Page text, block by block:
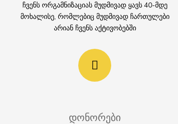
ჩვენს ორგამნიზაციას მუდმივად ყავს 40-მდე
მოხალისე, რომლებიც მუდმივად ჩართულები
არიან ჩვენს აქტივობებში
დონორები